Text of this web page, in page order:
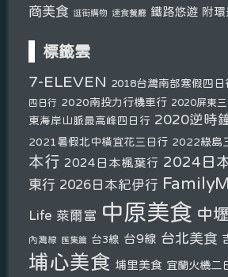
商美食
逛街購物 速食餐廳 鐵路悠遊 附環
標籤雲
7-ELEVEN 2018台灣南部寒假四日
四日行 2020南投力行機車行 2020屏東
東海岸山脈最高峰四日行 2020逆時
2021暑假北中橫宜花三日行 2022綠島
本行 2024日本楓葉行 2024日
東行 2026日本紀伊行
Life 萊爾富 中原美食 中
內灣線 匯集篇 台3線 台9線 台北美食
埔心美食 埔里美食 宜蘭火機二